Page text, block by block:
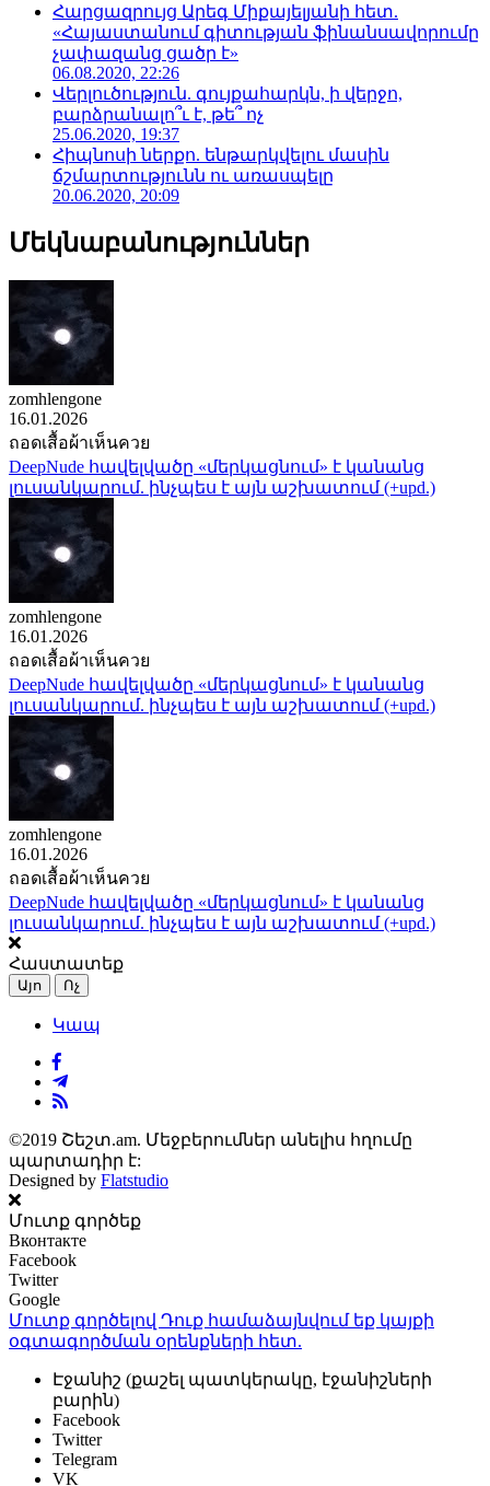
Հարցազրույց Արեգ Միքայելյանի հետ.
«Հայաստանում գիտության ֆինանսավորումը
չափազանց ցածր է»
06.08.2020, 22:26
Վերլուծություն. գույքահարկն, ի վերջո,
բարձրանալո՞ւ է, թե՞ ոչ
25.06.2020, 19:37
Հիպնոսի ներքո. ենթարկվելու մասին
ճշմարտությունն ու առասպելը
20.06.2020, 20:09
Մեկնաբանություններ
zomhlengone
16.01.2026
ถอดเสื้อผ้าเห็นควย
DeepNude հավելվածը «մերկացնում» է կանանց
լուսանկարում. ինչպես է այն աշխատում (+upd.)
zomhlengone
16.01.2026
ถอดเสื้อผ้าเห็นควย
DeepNude հավելվածը «մերկացնում» է կանանց
լուսանկարում. ինչպես է այն աշխատում (+upd.)
zomhlengone
16.01.2026
ถอดเสื้อผ้าเห็นควย
DeepNude հավելվածը «մերկացնում» է կանանց
լուսանկարում. ինչպես է այն աշխատում (+upd.)
Հաստատեք
Այո Ոչ
Կապ
©2019 Շեշտ.am. Մեջբերումներ անելիս հղումը
պարտադիր է:
Designed by Flatstudio
Մուտք գործեք
Вконтакте
Facebook
Twitter
Google
Մուտք գործելով Դուք համաձայնվում եք կայքի
օգտագործման օրենքների հետ.
Էջանիշ (քաշել պատկերակը, էջանիշների
բարին)
Facebook
Twitter
Telegram
VK